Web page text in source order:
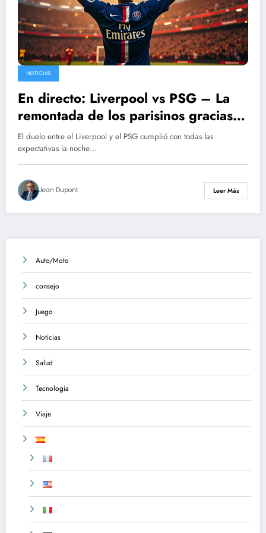
NOTICIAS
En directo: Liverpool vs PSG – La
remontada de los parisinos gracias al
gol decisivo de Ousmane Dembélé
El duelo entre el Liverpool y el PSG cumplió con todas las
expectativas la noche…
Jean Dupont Leer Más
Auto/Moto
consejo
Juego
Noticias
Salud
Tecnologia
Viaje